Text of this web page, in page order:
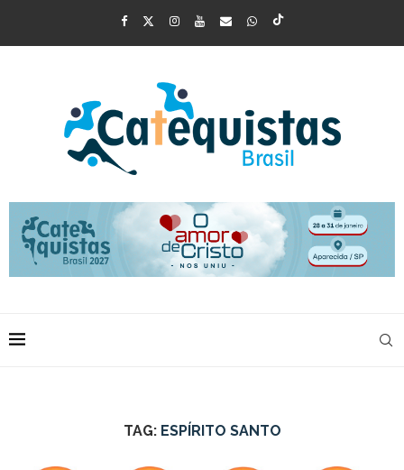
TAG: ESPÍRITO SANTO